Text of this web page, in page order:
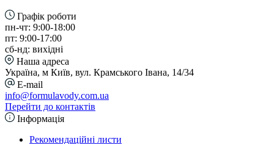
Графік роботи
пн-чт: 9:00-18:00
пт: 9:00-17:00
сб-нд: вихідні
Наша адреса
Україна, м Київ, вул. Крамського Івана, 14/34
E-mail
info@formulavody.com.ua
Перейти до контактів
Інформація
Рекомендаційні листи